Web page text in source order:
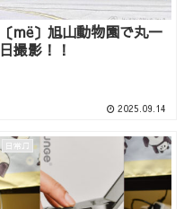
〔më〕旭山動物園で丸一
日撮影！！
2025.09.14
日常♫